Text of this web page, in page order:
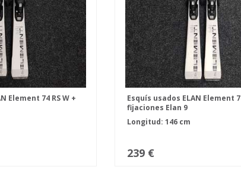
Element 74 RS W +
Esquís usados ELAN Element
fijaciones Elan 9
Longitud: 146 cm
239 €